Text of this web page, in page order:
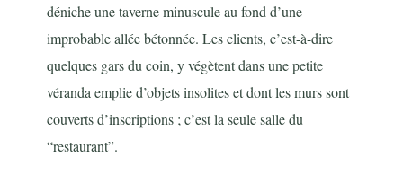
déniche une taverne minuscule au fond d’une
improbable allée bétonnée. Les clients, c’est-à-dire
quelques gars du coin, y végètent dans une petite
véranda emplie d’objets insolites et dont les murs sont
couverts d’inscriptions ; c’est la seule salle du
“restaurant”.